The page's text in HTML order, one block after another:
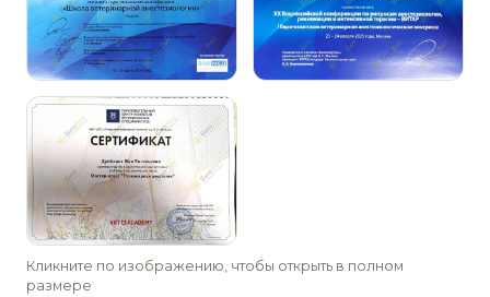
Кликните по изображению, чтобы открыть в полном
размере